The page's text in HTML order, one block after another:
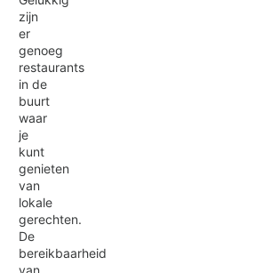
zijn
er
genoeg
restaurants
in de
buurt
waar
je
kunt
genieten
van
lokale
gerechten.
De
bereikbaarheid
van